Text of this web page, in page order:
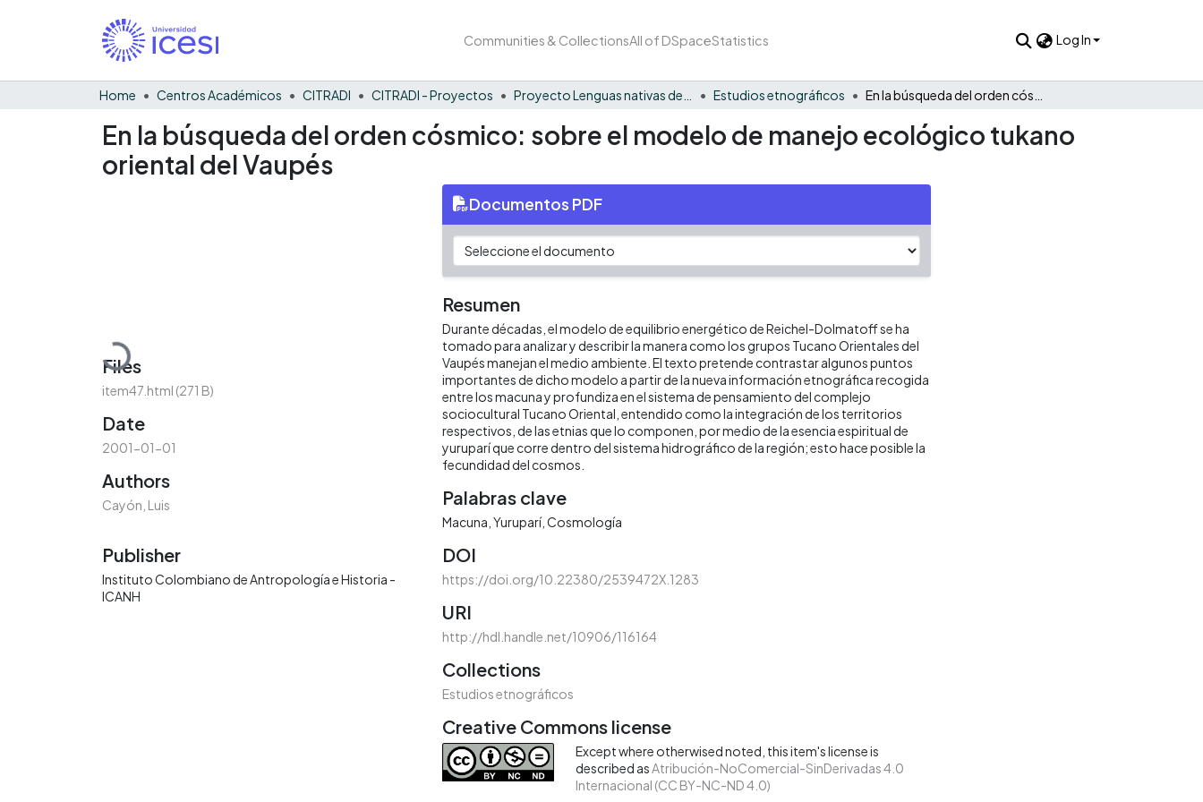
Communities & CollectionsAll of DSpaceStatistics Log In
Home Centros Académicos CITRADI CITRADI - Proyectos Estudios etnográficos
En la búsqueda del orden cósmico: sobre el modelo de manejo ecológico tukano
oriental del Vaupés
Loading...
Files
item47.html (271 B)
Date
2001-01-01
Authors
Cayón, Luis
Publisher
Instituto Colombiano de Antropología e Historia -
ICANH
Documentos PDF
Resumen
Durante décadas, el modelo de equilibrio energético de Reichel-Dolmatoff se ha
tomado para analizar y describir la manera como los grupos Tucano Orientales del
Vaupés manejan el medio ambiente. El texto pretende contrastar algunos puntos
importantes de dicho modelo a partir de la nueva información etnográfica recogida
entre los macuna y profundiza en el sistema de pensamiento del complejo
sociocultural Tucano Oriental, entendido como la integración de los territorios
respectivos, de las etnias que lo componen, por medio de la esencia espiritual de
yuruparí que corre dentro del sistema hidrográfico de la región; esto hace posible la
fecundidad del cosmos.
Palabras clave
Macuna Yuruparí Cosmología
DOI
https://doi.org/10.22380/2539472X.1283
URI
http://hdl.handle.net/10906/116164
Collections
Estudios etnográficos
Creative Commons license
Except where otherwised noted, this item's license is
described as Atribución-NoComercial-SinDerivadas 4.0
Internacional (CC BY-NC-ND 4.0)